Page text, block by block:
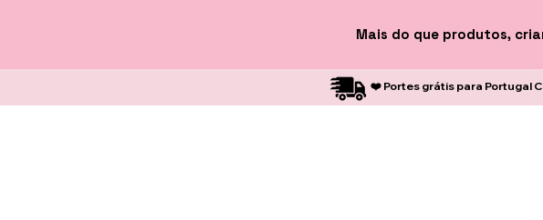
Mais do que produtos,
❤️ Portes grátis para Portugal